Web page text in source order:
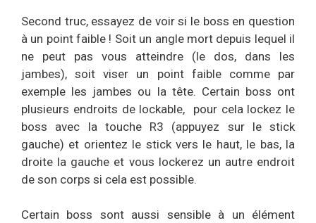
Second truc, essayez de voir si le boss en question
à un point faible ! Soit un angle mort depuis lequel il
ne peut pas vous atteindre (le dos, dans les
jambes), soit viser un point faible comme par
exemple les jambes ou la tête. Certain boss ont
plusieurs endroits de lockable, pour cela lockez le
boss avec la touche R3 (appuyez sur le stick
gauche) et orientez le stick vers le haut, le bas, la
droite la gauche et vous lockerez un autre endroit
de son corps si cela est possible.
Certain boss sont aussi sensible à un élément